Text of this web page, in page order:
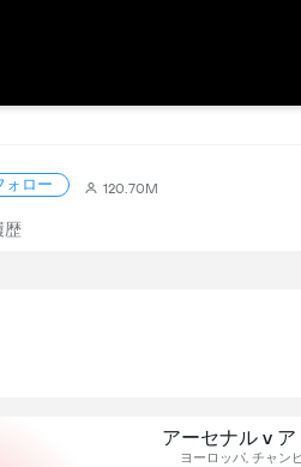
ォロー 120.70M
歴
アーセナル v
ヨーロッパ, チャン